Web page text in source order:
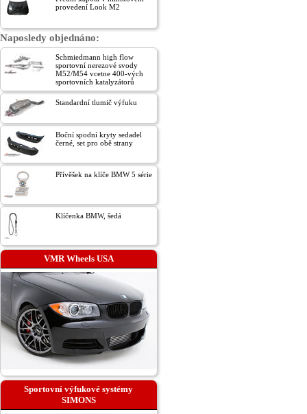
provedení Look M2
Naposledy objednáno:
Schmiedmann high flow
sportovní nerezové svody
M52/M54 vcetne 400-vých
sportovních katalyzátorů
Standardní tlumič výfuku
Boční spodní kryty sedadel
černé, set pro obě strany
Přívěšek na klíče BMW 5 série
Klíčenka BMW, šedá
VMR Wheels USA
Sportovní výfukové systémy
SIMONS